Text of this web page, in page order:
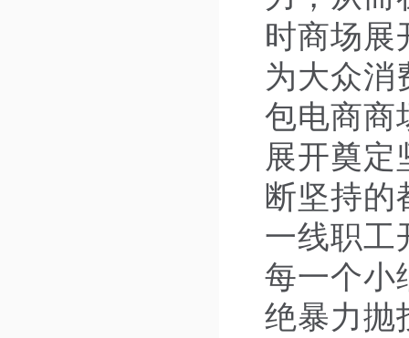
时商场展
为大众消
包电商商
展开奠定
断坚持的
一线职工
每一个小
绝暴力抛